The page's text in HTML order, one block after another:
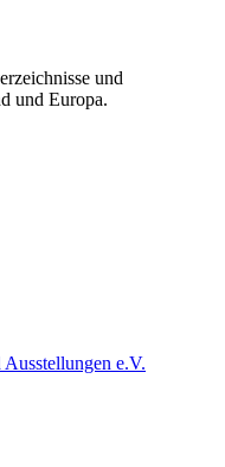
und
und Europa.
e.V.